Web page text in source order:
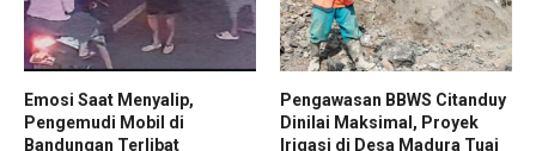
Emosi Saat Menyalip,
Pengemudi Mobil di
Bandungan Terlibat
Pengawasan BBWS Citanduy
Dinilai Maksimal, Proyek
Irigasi di Desa Madura Tuai